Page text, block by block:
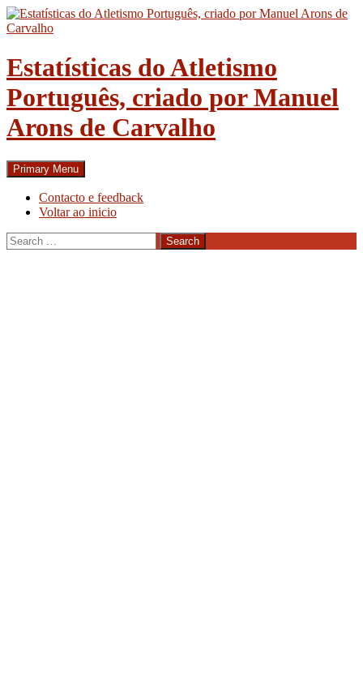
Skip
to
Estatísticas do Atletismo
Português, criado por Manuel
Arons de Carvalho
Search
Primary Menu
Contacto e feedback
Voltar ao inicio
Search
for: